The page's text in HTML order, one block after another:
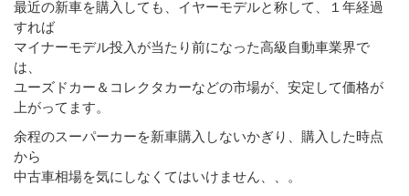
最近の新車を購入しても、イヤーモデルと称して、１年経過
すれば
マイナーモデル投入が当たり前になった高級自動車業界で
は、
ユーズドカー＆コレクタカーなどの市場が、安定して価格が
上がってます。
余程のスーパーカーを新車購入しないかぎり、購入した時点
から
中古車相場を気にしなくてはいけません、、。